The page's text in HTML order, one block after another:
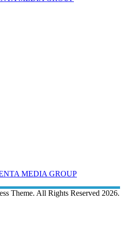
MEDIA GROUP
Theme. All Rights Reserved 2026.